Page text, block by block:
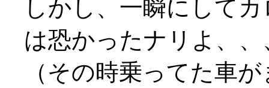
しかし、一瞬にして
は恐かったナリよ、、
（その時乗ってた車